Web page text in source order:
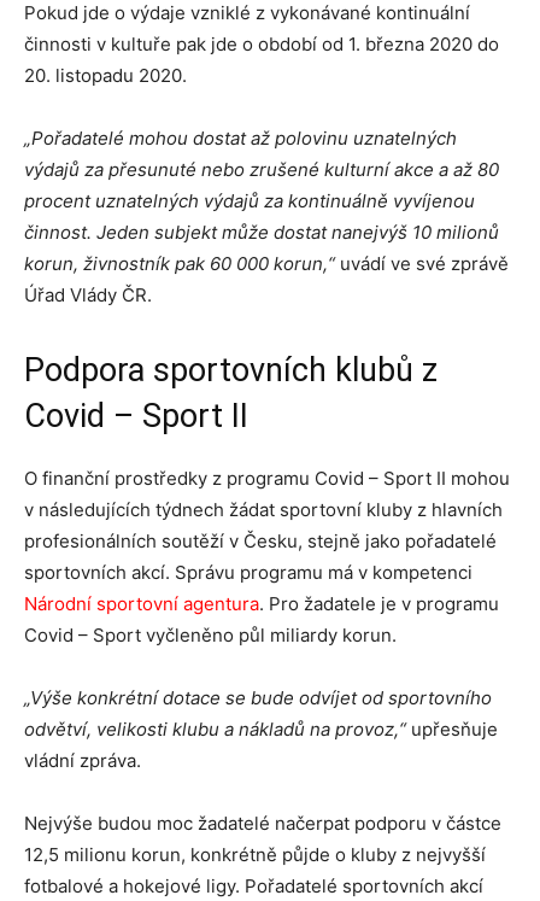
Pokud jde o výdaje vzniklé z vykonávané kontinuální
činnosti v kultuře pak jde o období od 1. března 2020 do
20. listopadu 2020.
„Pořadatelé mohou dostat až polovinu uznatelných
výdajů za přesunuté nebo zrušené kulturní akce a až 80
procent uznatelných výdajů za kontinuálně vyvíjenou
činnost. Jeden subjekt může dostat nanejvýš 10 milionů
korun, živnostník pak 60 000 korun,“ uvádí ve své zprávě
Úřad Vlády ČR.
Podpora sportovních klubů z
Covid – Sport II
O finanční prostředky z programu Covid – Sport II mohou
v následujících týdnech žádat sportovní kluby z hlavních
profesionálních soutěží v Česku, stejně jako pořadatelé
sportovních akcí. Správu programu má v kompetenci
Národní sportovní agentura. Pro žadatele je v programu
Covid – Sport vyčleněno půl miliardy korun.
„Výše konkrétní dotace se bude odvíjet od sportovního
odvětví, velikosti klubu a nákladů na provoz,“ upřesňuje
vládní zpráva.
Nejvýše budou moc žadatelé načerpat podporu v částce
12,5 milionu korun, konkrétně půjde o kluby z nejvyšší
fotbalové a hokejové ligy. Pořadatelé sportovních akcí